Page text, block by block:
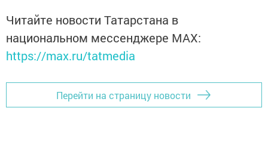
Читайте новости Татарстана в
национальном мессенджере MАХ:
https://max.ru/tatmedia
Перейти на страницу новости